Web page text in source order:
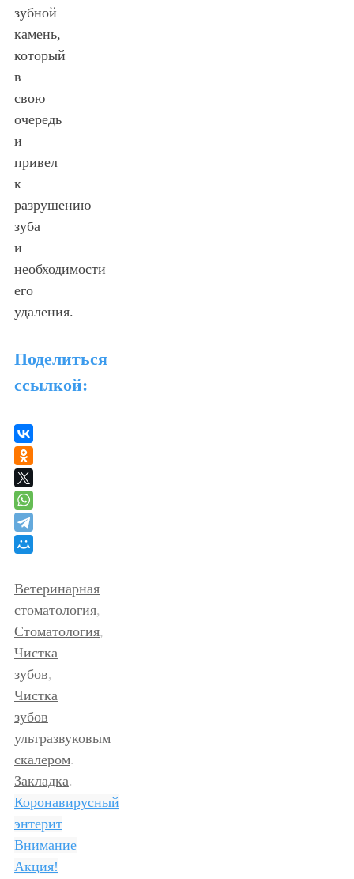
зубной
камень,
который
в
свою
очередь
и
привел
к
разрушению
зуба
и
необходимости
его
удаления.
Поделиться
ссылкой:
Ветеринарная
стоматология,
Стоматология,
Чистка
зубов,
Чистка
зубов
ультразвуковым
скалером.
Закладка.
Коронавирусный
энтерит
Внимание
Акция!